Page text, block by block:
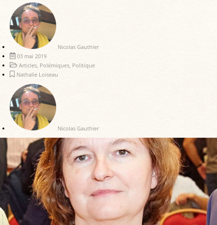
Nicolas Gauthier
03 mai 2019
Articles, Polémiques, Politique
Nathalie Loiseau
Nicolas Gauthier